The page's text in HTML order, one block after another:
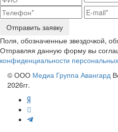
Отправить заявку
Поля, обозначенные звездочкой,
Отправляя данную форму вы
конфиденциальности
© ООО Медиа Группа Авангард
2026гг.